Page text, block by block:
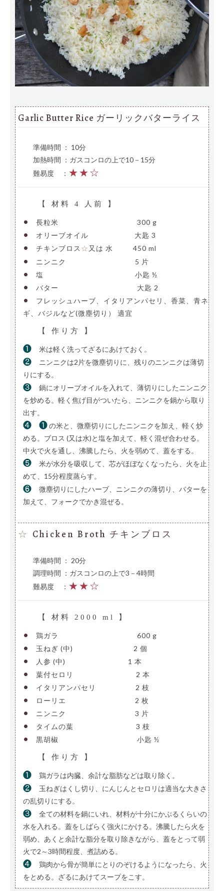
Garlic Butter Rice ガーリックバターライス
準備時間 ： 10分
加熱時間 ：ガスコンロの上で10－15分
難易度
： ★★☆
【 材料 4 人前 】
• 長粒米 300 g
• オリーブオイル 大匙 3
• チキンブロス ☆又は 水 450 ml
• ニンニク 5 片
• 塩 小匙 ½
• バター 大匙 2
•
フレッシュハーブ、イタリアンパセリ、香菜、青ネ
ギ、バジルなど(微塵切り） 適宜
【 作り方 】
❶ 米は軽く洗ってざるにあけておく。
❷
ニンニクは2片を微塵切りに、残りのニンニクは薄切
りにする。
❸
鍋にオリーブオイルを入れて、薄切りにしたニンニク
を炒める。軽く焦げ目がついたら、ニンニクを鍋から取り
出す。
❹ ❶の米と、微塵切りにしたニンニクを加え、軽く炒
める。ブロス (又は水)と塩を加えて、軽く混ぜ合わせる。
中火で火を通し、沸騰したら、火を弱めて、蓋をする。
❺
米が水分を吸収して、芯がほぼなくなったら、火を止
めて、15分程度蒸らす。
❻
微塵切りにしたハーブ、ニンニクの薄切り、バターを
加えて、フォークでかき混ぜる。
☆ Chicken Broth チキンブロス
準備時間 ： 20分
調理時間 ：ガスコンロの上で3－4時間
難易度
： ★★☆
【 材料 2000 ml 】
• 鶏ガラ 600 g
• 玉ねぎ (中) 2 個
• 人参 (中) 1 本
• 葉付セロリ 2 本
• イタリアンパセリ 2 枝
• ローリエ 2 枚
• ニンニク 3 片
• タイムの葉 3 枝
• 黒胡椒 小匙 ½
【 作り方 】
❶ 鶏ガラは内臓、余計な脂肪などは取り除く。
❷
玉ねぎはくし切り、にんじんとセロリは適当な大きさ
の乱切りにする。
❸
全ての材料を鍋にいれ、材料が十分にかぶるくらいの
水を入れる。蓋をしばらく強火にかける。沸騰したら火を
弱め、あくと余計な脂分を取り除きながら、蓋をとって弱
火で2～3時間程度、煮詰める。
❹
鶏肉から骨が簡単にとりのぞけるようになったら、火
をとめる。ざるにあけてスープをこす。